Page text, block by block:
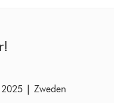
| Zweden